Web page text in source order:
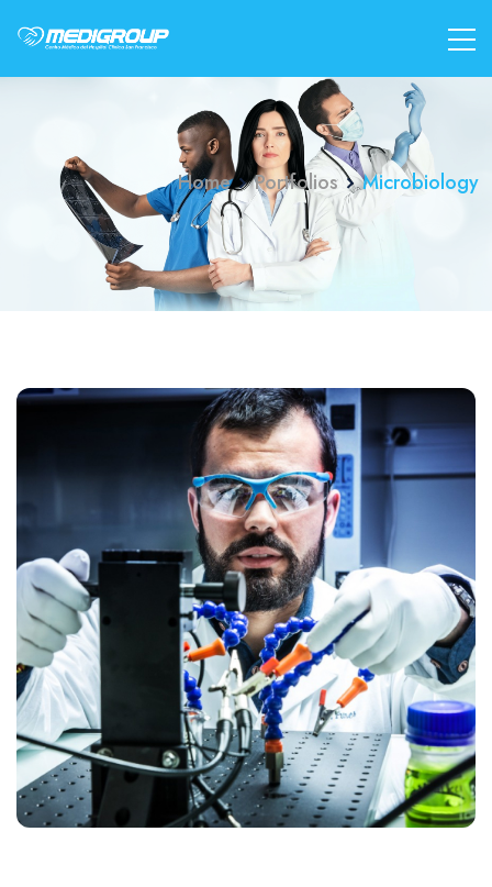
Home Portfolios Microbiology